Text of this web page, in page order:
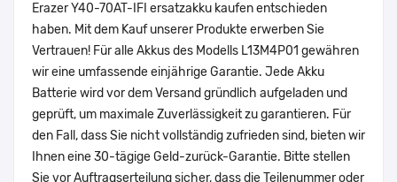
Erazer Y40-70AT-IFI ersatzakku kaufen entschieden
haben. Mit dem Kauf unserer Produkte erwerben Sie
Vertrauen! Für alle Akkus des Modells L13M4P01 gewähren
wir eine umfassende einjährige Garantie. Jede Akku
Batterie wird vor dem Versand gründlich aufgeladen und
geprüft, um maximale Zuverlässigkeit zu garantieren. Für
den Fall, dass Sie nicht vollständig zufrieden sind, bieten wir
Ihnen eine 30-tägige Geld-zurück-Garantie. Bitte stellen
Sie vor Auftragserteilung sicher, dass die Teilenummer oder